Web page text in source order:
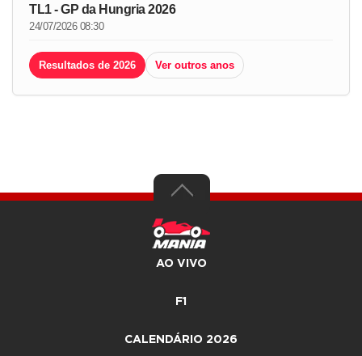
TL1 - GP da Hungria 2026
24/07/2026 08:30
Resultados de 2026 Ver outros anos
AO VIVO
F1
CALENDÁRIO 2026